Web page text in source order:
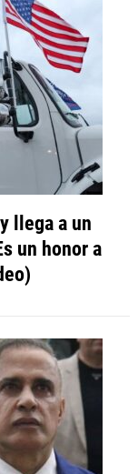
llega a un
un honor a